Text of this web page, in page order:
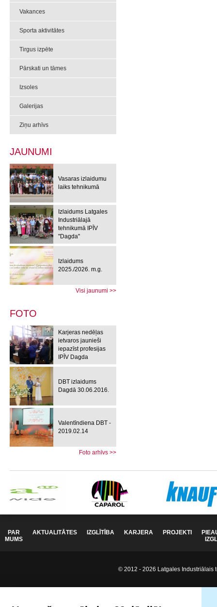
Vakances
Sporta aktivitātes
Tirgus izpēte
Pārskati un tāmes
Izsoles
Galerijas
Ziņu arhīvs
JAUNUMI
Vasaras izlaidumu
laiks tehnikumā
Izlaidums Latgales
Industriālajā
tehnikumā IPĪV
"Dagda"
Izlaidums
2025./2026. m.g.
Visi jaunumi >>
FOTO
Karjeras nedēļas
ietvaros jaunieši
iepazīst profesijas
IPĪV Dagda
DBT izlaidums
Dagdā 30.06.2016.
Valentīndiena DBT -
2019.02.14
Foto arhīvs >>
PAR
MUMS
AKTUALITĀTES IZGLĪTĪBA KARJERA PROJEKTI
© 2012 - 2026 Latgales Industriālais